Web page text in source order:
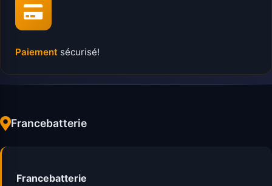
Paiement sécurisé!
Francebatterie
Francebatterie